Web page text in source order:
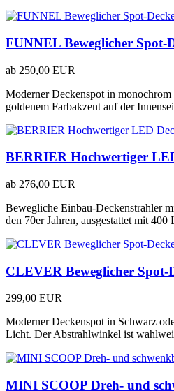
FUNNEL Beweglicher Spot-
ab 250,00 EUR
Moderner Deckenspot in
goldenem Farbakzent auf der
BERRIER Hochwertiger
ab 276,00 EUR
Bewegliche Einbau-Deckenstrahler
den 70er Jahren, ausgestattet mit
CLEVER Beweglicher Spot-
299,00 EUR
Moderner Deckenspot in Schwarz
Licht. Der Abstrahlwinkel ist
MINI SCOOP Dreh- und